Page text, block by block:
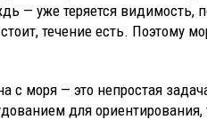
— уже теряется видимость,
течение есть. Поэтому
с моря — это непростая
для